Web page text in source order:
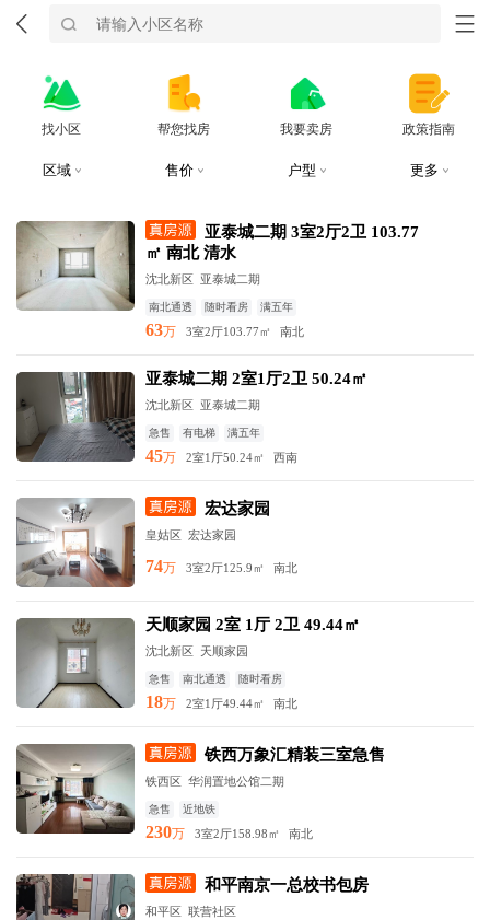
找小区 帮您找房 我要卖房 政策指南
区域 售价 户型 更多
亚泰城二期 3室2厅2卫 103.77
㎡ 南北 清水
沈北新区 亚泰城二期
南北通透 随时看房 满五年
63万 3室2厅103.77㎡ 南北
亚泰城二期 2室1厅2卫 50.24㎡
沈北新区 亚泰城二期
急售 有电梯 满五年
45万 2室1厅50.24㎡ 西南
宏达家园
皇姑区 宏达家园
74万 3室2厅125.9㎡ 南北
天顺家园 2室 1厅 2卫 49.44㎡
沈北新区 天顺家园
急售 南北通透 随时看房
18万 2室1厅49.44㎡ 南北
铁西万象汇精装三室急售
铁西区 华润置地公馆二期
急售 近地铁
230万 3室2厅158.98㎡ 南北
和平南京一总校书包房
和平区 联营社区